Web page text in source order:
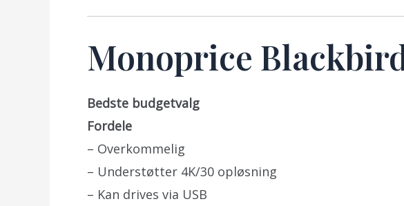
Monoprice
Bedste budgetvalg
Fordele
– Overkommelig
– Understøtter 4K/30 opløsning
– Kan drives via USB